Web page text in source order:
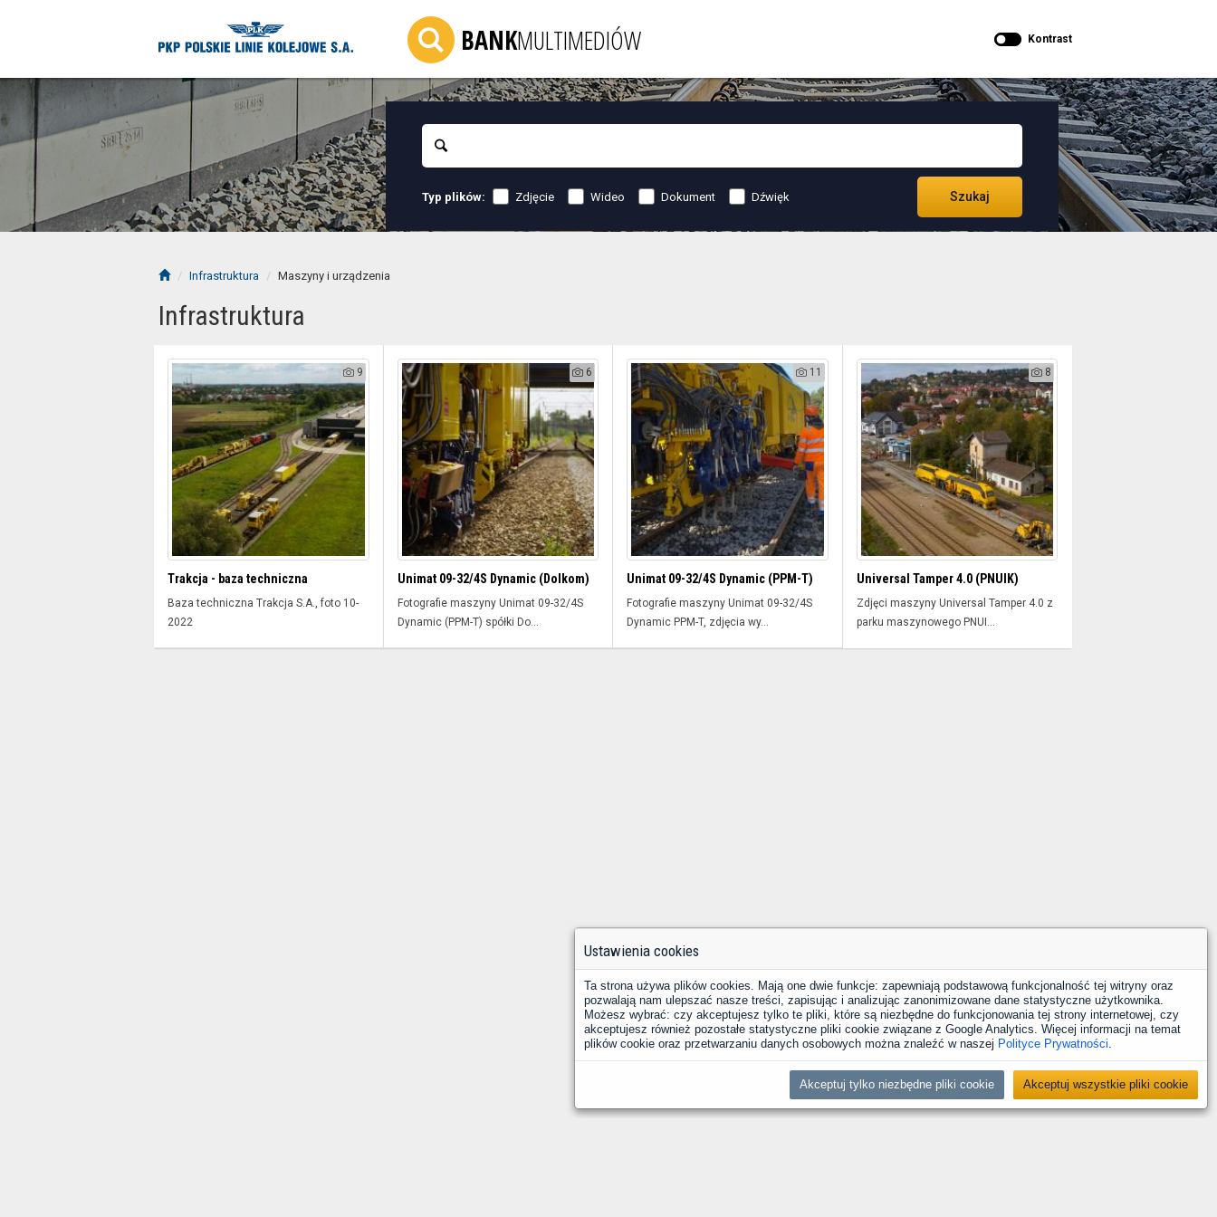
BANKMULTIMEDIÓW Kontrast
Typ plików: Zdjęcie Wideo Dokument Dźwięk Szukaj
Infrastruktura Maszyny i urządzenia
Infrastruktura
9
Trakcja - baza techniczna
Baza techniczna Trakcja S.A., foto 10-
2022
6
Unimat 09-32/4S Dynamic (Dolkom)
Fotografie maszyny Unimat 09-32/4S
Dynamic (PPM-T) spółki Do...
11
Unimat 09-32/4S Dynamic (PPM-T)
Fotografie maszyny Unimat 09-32/4S
Dynamic PPM-T, zdjęcia wy...
8
Universal Tamper 4.0 (PNUIK)
Zdjęci maszyny Universal Tamper 4.0 z
parku maszynowego PNUI...
Ustawienia cookies
Ta strona używa plików cookies. Mają one dwie funkcje: zapewniają podstawową funkcjonalność tej witryny oraz
pozwalają nam ulepszać nasze treści, zapisując i analizując zanonimizowane dane statystyczne użytkownika.
Możesz wybrać: czy akceptujesz tylko te pliki, które są niezbędne do funkcjonowania tej strony internetowej, czy
akceptujesz również pozostałe statystyczne pliki cookie związane z Google Analytics. Więcej informacji na temat
plików cookie oraz przetwarzaniu danych osobowych można znaleźć w naszej Polityce Prywatności.
Akceptuj tylko niezbędne pliki cookie Akceptuj wszystkie pliki cookie